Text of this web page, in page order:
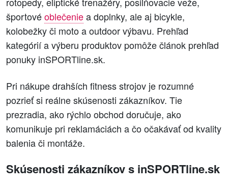
športovéoblečeniea doplnky, ale aj bicykle,
kolobežky či moto a outdoor výbavu. Prehľad
kategórií a výberu produktov pomôže článok prehľad
ponuky inSPORTline.sk.
Pri nákupe drahších fitness strojov je rozumné
pozrieť si reálne skúsenosti zákazníkov. Tie
prezradia, ako rýchlo obchod doručuje, ako
komunikuje pri reklamáciách a čo očakávať od kvality
balenia či montáže.
Skúsenosti zákazníkov s inSPORTline.sk